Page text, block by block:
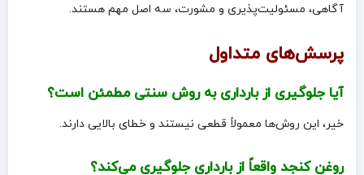
آگاهی، مسئولیت‌پذیری و مشورت، سه اصل مهم هستند.
پرسش‌های متداول
آیا جلوگیری از بارداری به روش سنتی مطمئن است؟
خیر، این روش‌ها معمولاً قطعی نیستند و خطای بالایی دارند.
روغن کنجد واقعاً از بارداری جلوگیری می‌کند؟